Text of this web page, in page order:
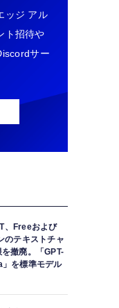
ッジ アル
ト招待や
サー
、Freeおよび
のテキストチャ
を撤廃。「GPT-
を標準モデル